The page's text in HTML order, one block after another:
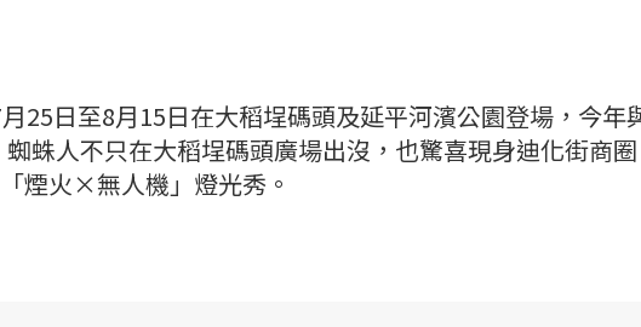
25日至8月15日在大稻埕碼頭及延平河濱公園登場，今年
蛛人不只在大稻埕碼頭廣場出沒，也驚喜現身迪化街商
煙火×無人機」燈光秀。